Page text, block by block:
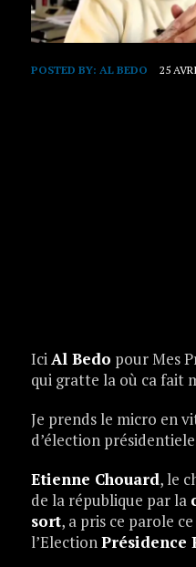
POSTED BY: AL BEDO 25
IciAl Bedo pour Mes
qui gratte la où ca fait
Je prends le micro en
d’élection
Etienne Chouard, le
de la république par la
sort, a pris ce parole
l’ElectionPrésidence